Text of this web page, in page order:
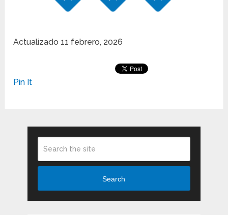
Actualizado11 febrero, 2026
Pin It
Search